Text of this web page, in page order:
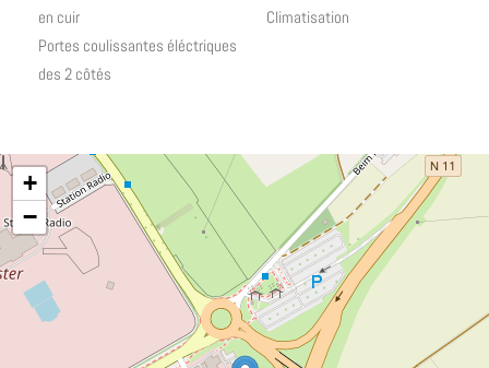
en cuir
Portes coulissantes éléctriques
des 2 côtés
Climatisation
+
−